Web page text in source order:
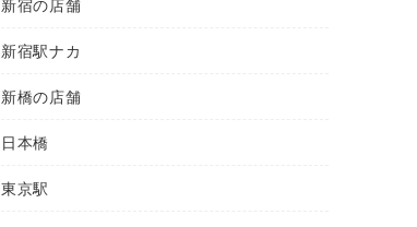
新宿の店舗
新宿駅ナカ
新橋の店舗
日本橋
東京駅